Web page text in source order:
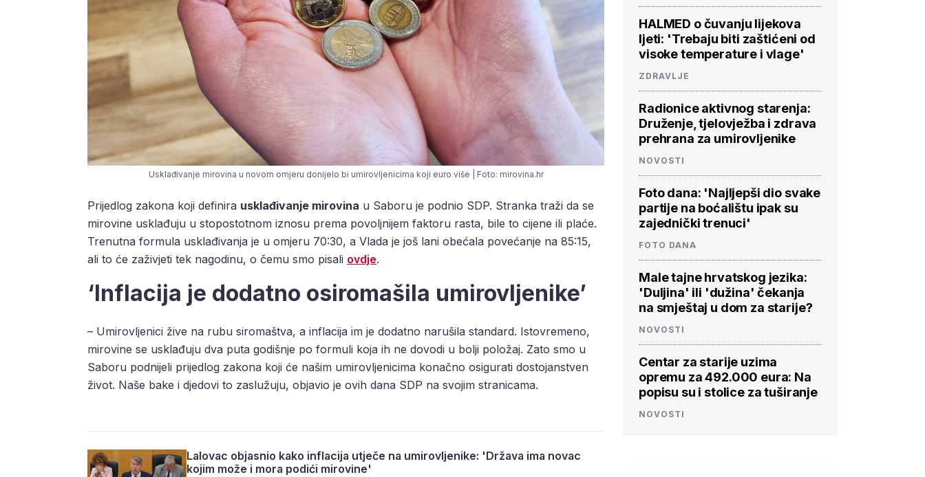
Usklađivanje mirovina u novom omjeru donijelo bi umirovljenicima koji euro više | Foto: mirovina.hr
Prijedlog zakona koji definira usklađivanje mirovina u Saboru je podnio SDP. Stranka traži da se
mirovine usklađuju u stopostotnom iznosu prema povoljnijem faktoru rasta, bile to cijene ili plaće.
Trenutna formula usklađivanja je u omjeru 70:30, a Vlada je još lani obećala povećanje na 85:15,
ali to će zaživjeti tek nagodinu, o čemu smo pisali ovdje.
‘Inflacija je dodatno osiromašila umirovljenike’
– Umirovljenici žive na rubu siromaštva, a inflacija im je dodatno narušila standard. Istovremeno,
mirovine se usklađuju dva puta godišnje po formuli koja ih ne dovodi u bolji položaj. Zato smo u
Saboru podnijeli prijedlog zakona koji će našim umirovljenicima konačno osigurati dostojanstven
život. Naše bake i djedovi to zaslužuju, objavio je ovih dana SDP na svojim stranicama.
Lalovac objasnio kako inflacija utječe na umirovljenike: 'Država ima novac
kojim može i mora podići mirovine'
HALMED o čuvanju lijekova
ljeti: 'Trebaju biti zaštićeni od
visoke temperature i vlage'
ZDRAVLJE
Radionice aktivnog starenja:
Druženje, tjelovježba i zdrava
prehrana za umirovljenike
NOVOSTI
Foto dana: 'Najljepši dio svake
partije na boćalištu ipak su
zajednički trenuci'
FOTO DANA
Male tajne hrvatskog jezika:
'Duljina' ili 'dužina' čekanja
na smještaj u dom za starije?
NOVOSTI
Centar za starije uzima
opremu za 492.000 eura: Na
popisu su i stolice za tuširanje
NOVOSTI